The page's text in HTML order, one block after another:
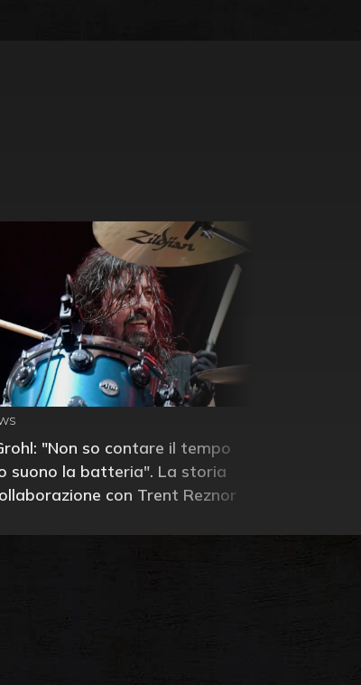
"Non so contare il tempo
suono la batteria". La storia
con Trent Reznor